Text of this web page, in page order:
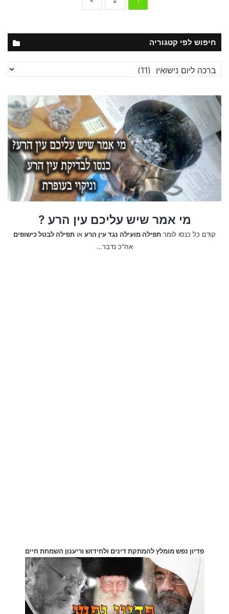
חיפוש לפי קטגוריה
לפי
מי אמר שיש עליכם עין הרע ?
קודם כל כנסו לומר תפילה מועילה נגד עין הרע או תפילה לבטל כישופים
אח"כ נדבר…
פדיון נפש מומלץ להמתקת דינים ולחידוש וריענון השמחת חיים